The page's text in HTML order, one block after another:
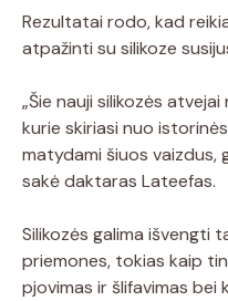
Rezultatai rodo, kad
atpažinti su silikoze
„Šie nauji silikozės
kurie skiriasi nuo
matydami šiuos vaizdus,
sakė daktaras Lateefas.
Silikozės galima išvengti
priemones, tokias kaip
pjovimas ir šlifavimas bei